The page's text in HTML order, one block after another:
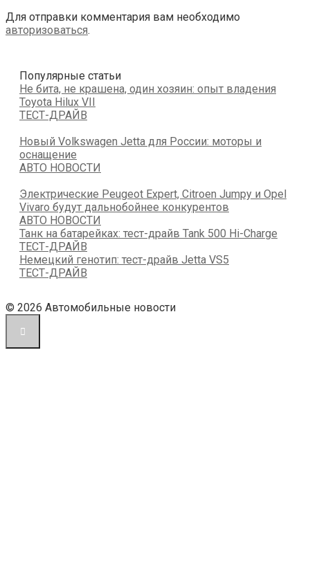
Для отправки комментария вам необходимо
авторизоваться.
Популярные статьи
Не бита, не крашена, один хозяин: опыт владения
Toyota Hilux VII
ТЕСТ-ДРАЙВ
Новый Volkswagen Jetta для России: моторы и
оснащение
АВТО НОВОСТИ
Электрические Peugeot Expert, Citroen Jumpy и Opel
Vivaro будут дальнобойнее конкурентов
АВТО НОВОСТИ
Танк на батарейках: тест-драйв Tank 500 Hi-Charge
ТЕСТ-ДРАЙВ
Немецкий генотип: тест-драйв Jetta VS5
ТЕСТ-ДРАЙВ
© 2026 Автомобильные новости